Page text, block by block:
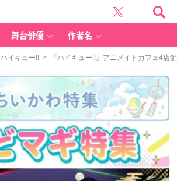
舞台俳優 作者名
ハイキュー!! > 『ハイキュー!!』アニメイトカフェ4店